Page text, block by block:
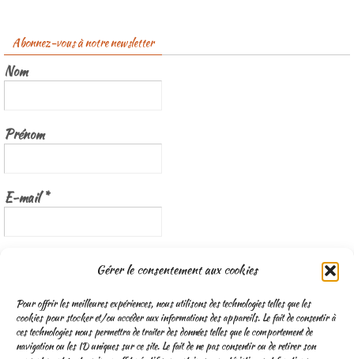
Gérer le consentement aux cookies
Pour offrir les meilleures expériences, nous utilisons des technologies telles que les
cookies pour stocker et/ou accéder aux informations des appareils. Le fait de consentir à
ces technologies nous permettra de traiter des données telles que le comportement de
navigation ou les ID uniques sur ce site. Le fait de ne pas consentir ou de retirer son
Abonnez-vous à notre newsletter
Nom
Prénom
E-mail*
Nous gardons vos données privées et ne les partageons qu’avec les
tierces parties qui rendent ce service possible.Lisez notre politique de
confidentialité